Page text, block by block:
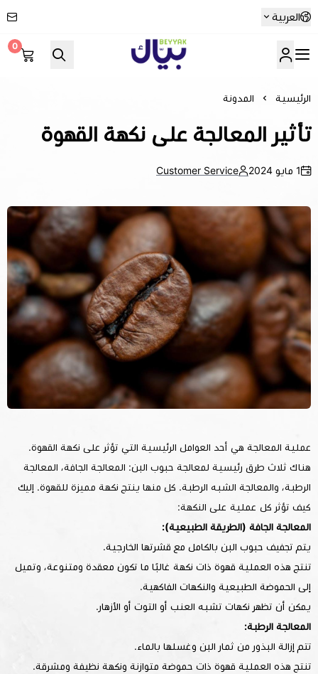
العربية
Beyyak
0
الرئيسية المدونة
تأثير المعالجة على نكهة القهوة
1 مايو 2024 Customer Service
عملية المعالجة هي أحد العوامل الرئيسية التي تؤثر على نكهة القهوة.
هناك ثلاث طرق رئيسية لمعالجة حبوب البن: المعالجة الجافة، المعالجة
الرطبة، والمعالجة الشبه الرطبة. كل منها ينتج نكهة مميزة للقهوة. إليك
كيف تؤثر كل عملية على النكهة:
المعالجة الجافة (الطريقة الطبيعية):
يتم تجفيف حبوب البن بالكامل مع قشرتها الخارجية.
تنتج هذه العملية قهوة ذات نكهة غالبًا ما تكون معقدة ومتنوعة، وتميل
إلى الحموضة الطبيعية والنكهات الفاكهية.
يمكن أن تظهر نكهات تشبه العنب أو التوت أو الأزهار.
المعالجة الرطبة:
تتم إزالة البذور من ثمار البن وغسلها بالماء.
تنتج هذه العملية قهوة ذات حموضة متوازنة ونكهة نظيفة ومشرقة.